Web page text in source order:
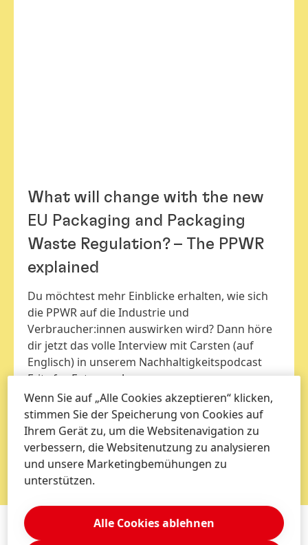
What will change with the new
EU Packaging and Packaging
Waste Regulation? – The PPWR
explained
Du möchtest mehr Einblicke erhalten, wie sich
die PPWR auf die Industrie und
Verbraucher:innen auswirken wird? Dann höre
dir jetzt das volle Interview mit Carsten (auf
Englisch) in unserem Nachhaltigkeitspodcast
Fritz for Future an!
JETZT HÖREN!
Wenn Sie auf „Alle Cookies akzeptieren“ klicken,
stimmen Sie der Speicherung von Cookies auf
Ihrem Gerät zu, um die Websitenavigation zu
verbessern, die Websitenutzung zu analysieren
und unsere Marketingbemühungen zu
unterstützen.
Alle Cookies ablehnen